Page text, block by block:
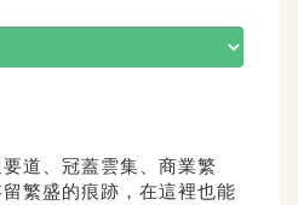
道、冠蓋雲集、商業繁
繁盛的痕跡，在這裡也能